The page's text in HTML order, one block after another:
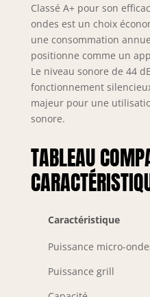
Classé A+ pour son
ondes est un choix
une consommation
positionne comme un
Le niveau sonore de 44
fonctionnement
majeur pour une
sonore.
TABLEAU
Caractéristique
Puissance micro-
Puissance grill